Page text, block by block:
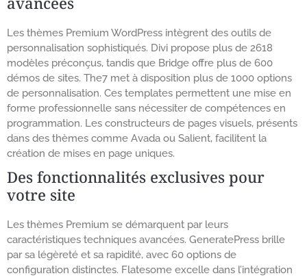
avancées
Les thèmes Premium WordPress intègrent des outils de
personnalisation sophistiqués. Divi propose plus de 2618
modèles préconçus, tandis que Bridge offre plus de 600
démos de sites. The7 met à disposition plus de 1000 options
de personnalisation. Ces templates permettent une mise en
forme professionnelle sans nécessiter de compétences en
programmation. Les constructeurs de pages visuels, présents
dans des thèmes comme Avada ou Salient, facilitent la
création de mises en page uniques.
Des fonctionnalités exclusives pour
votre site
Les thèmes Premium se démarquent par leurs
caractéristiques techniques avancées. GeneratePress brille
par sa légèreté et sa rapidité, avec 60 options de
configuration distinctes. Flatesome excelle dans l’intégration